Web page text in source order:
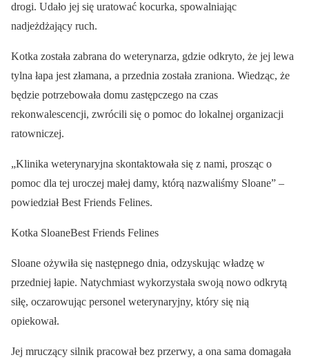
drogi. Udało jej się uratować kocurka, spowalniając
nadjeżdżający ruch.
Kotka została zabrana do weterynarza, gdzie odkryto, że jej lewa
tylna łapa jest złamana, a przednia została zraniona. Wiedząc, że
będzie potrzebowała domu zastępczego na czas
rekonwalescencji, zwrócili się o pomoc do lokalnej organizacji
ratowniczej.
„Klinika weterynaryjna skontaktowała się z nami, prosząc o
pomoc dla tej uroczej małej damy, którą nazwaliśmy Sloane” –
powiedział Best Friends Felines.
Kotka SloaneBest Friends Felines
Sloane ożywiła się następnego dnia, odzyskując władzę w
przedniej łapie. Natychmiast wykorzystała swoją nowo odkrytą
siłę, oczarowując personel weterynaryjny, który się nią
opiekował.
Jej mruczący silnik pracował bez przerwy, a ona sama domagała